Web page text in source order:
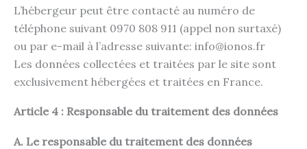
L’hébergeur peut être contacté au numéro de
téléphone suivant 0970 808 911 (appel non surtaxé)
ou par e-mail à l’adresse suivante: info@ionos.fr
Les données collectées et traitées par le site sont
exclusivement hébergées et traitées en France.
Article 4 : Responsable du traitement des données
A. Le responsable du traitement des données